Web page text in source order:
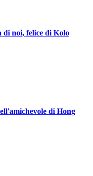
noi, felice di Kolo
di Hong